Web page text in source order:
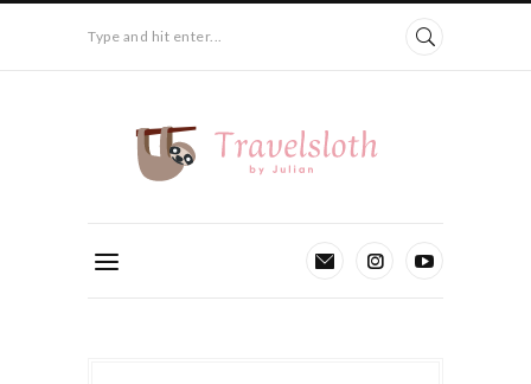
Type and hit enter...